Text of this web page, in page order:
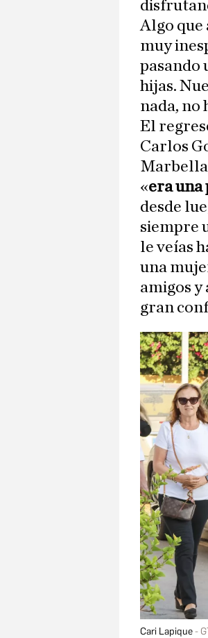
Algo que
muy
pasando
hijas.
nada, no
El
Carlos
«era una
desde
siempre
le veías
una
amigos
gran
Cari Lapique